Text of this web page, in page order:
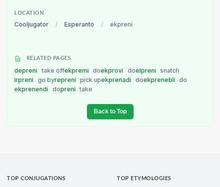
LOCATION
Cooljugator / Esperanto / ekpreni
RELATED PAGES
depreni take offekpremi doekprovi doelpreni
snatch
irpreni
go byrepreni pick upekprenadi doekprenebli
do
ekprenendi
dopreni take
Back to Top
TOP CONJUGATIONS TOP ETYMOLOGIES